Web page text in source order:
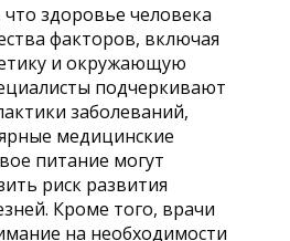
здоровье человека
факторов, включая
и окружающую
подчеркивают
заболеваний,
медицинские
питание могут
риск развития
Кроме того, врачи
на необходимости